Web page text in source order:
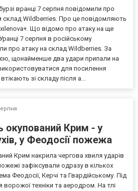
вранці 7 серпня повідомили про
склад Wildberries. Про це повідомляють
Що відомо про атаку на ще
7 серпня в російському
про атаку на склад Wildberries. За
щонайменше два удари припали на
для посилення
зі складу після а...
окупований Крим - у
у Феодосії пожежа
Крим накрила чергова хвиля ударів
зафіксували одразу в кількох
Феодосії, Керчі та Гвардійському. Під
ворожої техніки та аеродром. На тлі